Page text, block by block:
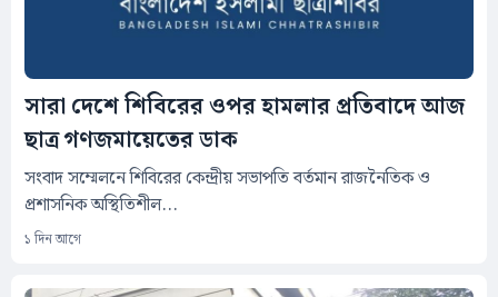
সারা দেশে শিবিরের ওপর হামলার প্রতিবাদে আজ
ছাত্র গণজমায়েতের ডাক
সংবাদ সম্মেলনে শিবিরের কেন্দ্রীয় সভাপতি বর্তমান রাজনৈতিক ও
প্রশাসনিক অস্থিতিশীল...
১ দিন আগে